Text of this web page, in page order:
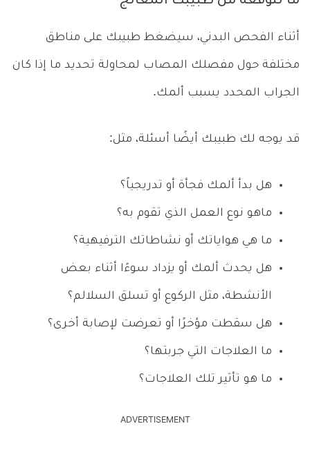
أثناء الفحص البدني، سيضغط طبيبك على مناطق
مختلفة حول مفصلك المصاب لمحاولة تحديد ما إذا كان
الجراب المحدد يسبب ألمك.
قد يوجه لك طبيبك أيضًا أسئلة، مثل:
هل بدأ ألمك فجأة أو تدريجياً؟
ماهو نوع العمل الذي تقوم به؟
ما هي هواياتك أو نشاطاتك الترفيهية؟
هل يحدث ألمك أو يزداد سوءًا أثناء بعض
الأنشطة، مثل الركوع أو تسلق السلالم؟
هل سقطت مؤخرًا أو تعرضت لإصابة أخرى؟
ما العلاجات التي جربتها؟
ما هو تأثير تلك العلاجات؟
ADVERTISEMENT